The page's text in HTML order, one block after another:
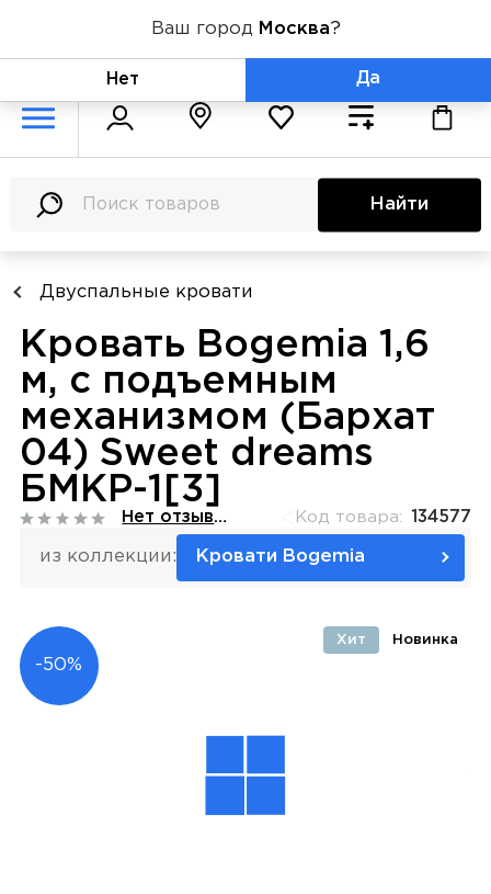
+7 (800) 775-71-06
Найти
Двуспальные кровати
Кровать Bogemia 1,6
м, с подъемным
механизмом (Бархат
04) Sweet dreams
БМКР-1[3]
Код товара: 134577
Нет отзывов
из коллекции: Кровати Bogemia
-50%
Хит Новинка
Ваш город Москва?
Нет Да